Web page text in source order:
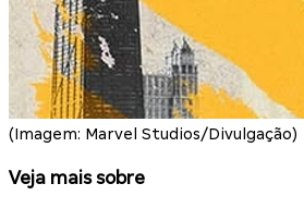
(Imagem: Marvel Studios/Divulgação)
Veja mais sobre